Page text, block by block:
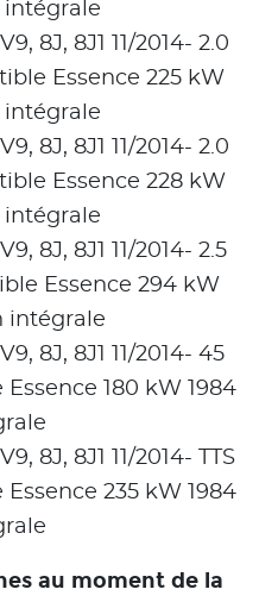
intégrale
8J, 8J1 11/2014- 2.0
Essence 225 kW
intégrale
8J, 8J1 11/2014- 2.0
Essence 228 kW
intégrale
8J, 8J1 11/2014- 2.5
Essence 294 kW
intégrale
8J, 8J1 11/2014- 45
Essence 180 kW 1984
8J, 8J1 11/2014- TTS
Essence 235 kW 1984
au moment de la